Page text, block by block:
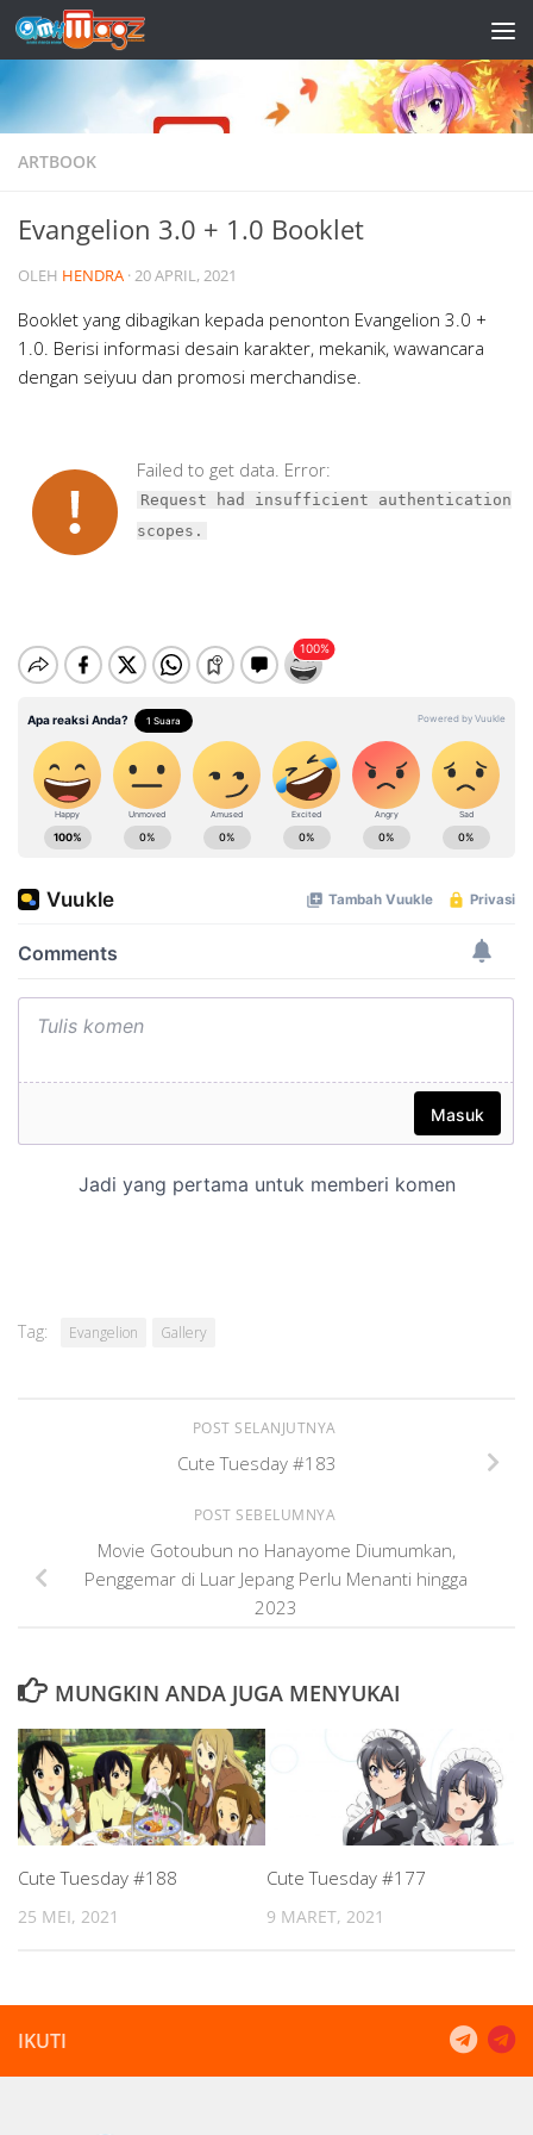
Skip to content
ARTBOOK
Evangelion 3.0 + 1.0 Booklet
OLEH HENDRA ·20 APRIL, 2021
Booklet yang dibagikan kepada penonton Evangelion 3.0 +
1.0. Berisi informasi desain karakter, mekanik, wawancara
dengan seiyuu dan promosi merchandise.
Failed to get data. Error:
Request had insufficient authentication
scopes.
Tag: Evangelion Gallery
POST SELANJUTNYA
Cute Tuesday #183
POST SEBELUMNYA
Movie Gotoubun no Hanayome Diumumkan,
Penggemar di Luar Jepang Perlu Menanti hingga
2023
MUNGKIN ANDA JUGA MENYUKAI
Cute Tuesday #188
25 MEI, 2021
Cute Tuesday #177
9 MARET, 2021
IKUTI